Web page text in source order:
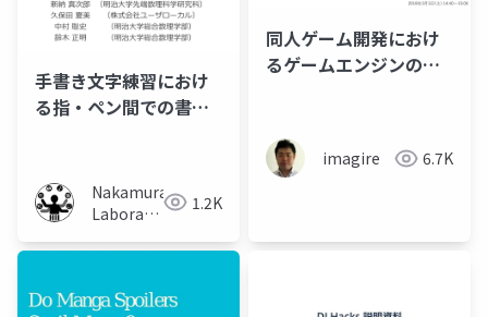
手書き文字練習におけ
る指・ペン間での書写
Nakamura
Laboratory
University)
1.2K
同人ゲーム開発におけ
るゲームエンジンの現
imagire 6.7K